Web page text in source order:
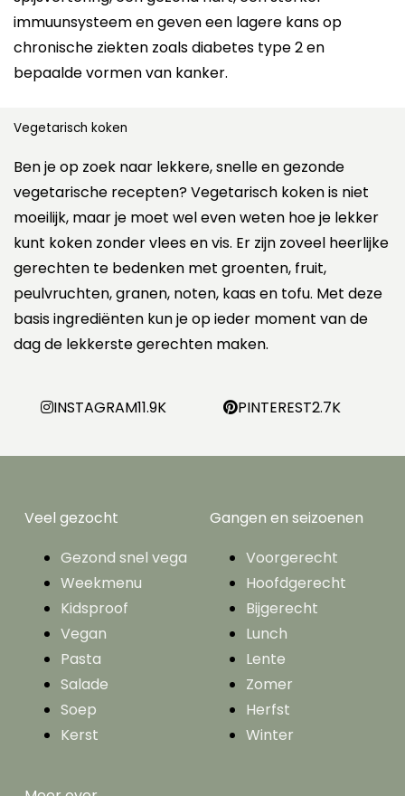
immuunsysteem en geven een lagere kans op
chronische ziekten zoals diabetes type 2 en
bepaalde vormen van kanker.
Vegetarisch koken
Ben je op zoek naar lekkere, snelle en gezonde
vegetarische recepten? Vegetarisch koken is niet
moeilijk, maar je moet wel even weten hoe je lekker
kunt koken zonder vlees en vis. Er zijn zoveel heerlijke
gerechten te bedenken met groenten, fruit,
peulvruchten, granen, noten, kaas en tofu. Met deze
basis ingrediënten kun je op ieder moment van de
dag de lekkerste gerechten maken.
INSTAGRAM11.9K PINTEREST2.7K
Veel gezocht
Gezond snel vega
Weekmenu
Kidsproof
Vegan
Pasta
Salade
Soep
Kerst
Gangen en seizoenen
Voorgerecht
Hoofdgerecht
Bijgerecht
Lunch
Lente
Zomer
Herfst
Winter